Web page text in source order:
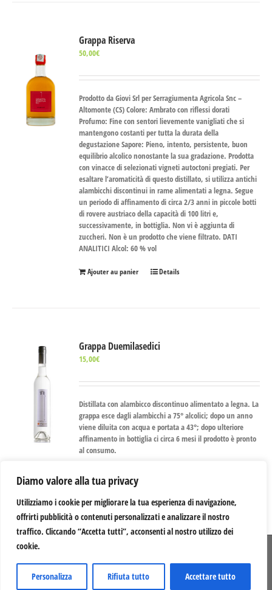
Diamo valore alla tua privacy
Utilizziamo i cookie per migliorare la tua esperienza di navigazione,
offrirti pubblicità o contenuti personalizzati e analizzare il nostro
traffico. Cliccando “Accetta tutti”, acconsenti al nostro utilizzo dei
cookie.
Personalizza Rifiuta tutto Accettare tutto
Grappa Riserva
50,00€
Prodotto da Giovi Srl per Serragiumenta Agricola Snc –
Altomonte (CS) Colore: Ambrato con riflessi dorati
Profumo: Fine con sentori lievemente vanigliati che si
mantengono costanti per tutta la durata della
degustazione Sapore: Pieno, intento, persistente, buon
equilibrio alcolico nonostante la sua gradazione. Prodotta
con vinacce di selezionati vigneti autoctoni pregiati. Per
esaltare l’aromaticità di questo distillato, si utilizza antichi
alambicchi discontinui in rame alimentati a legna. Segue
un periodo di affinamento di circa 2/3 anni in piccole botti
di rovere austriaco della capacità di 100 litri e,
successivamente, in bottiglia. Non vi è aggiunta di
zuccheri. Non è un prodotto che viene filtrato. DATI
ANALITICI Alcol: 60 % vol
Ajouter au panier Details
Grappa Duemilasedici
15,00€
Distillata con alambicco discontinuo alimentato a legna. La
grappa esce dagli alambicchi a 75° alcolici; dopo un anno
viene diluita con acqua e portata a 43°; dopo ulteriore
affinamento in bottiglia ci circa 6 mesi il prodotto è pronto
al consumo.
© 2012 -
P.I. 00366020782 | Credits:Mastrascusa
YouTubeFacebookInstagram